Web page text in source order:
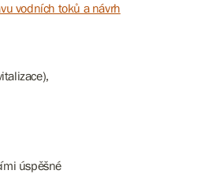
vodních toků a návrh
úspěšné